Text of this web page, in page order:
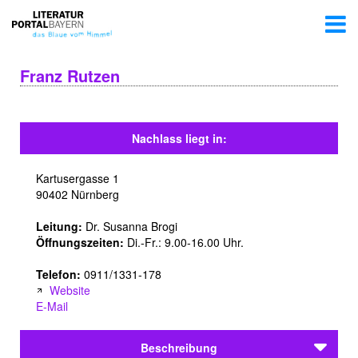
Franz Rutzen
Nachlass liegt in:
Kartusergasse 1
90402 Nürnberg
Leitung: Dr. Susanna Brogi
Öffnungszeiten: Di.-Fr.: 9.00-16.00 Uhr.
Telefon: 0911/1331-178
Website
E-Mail
Beschreibung